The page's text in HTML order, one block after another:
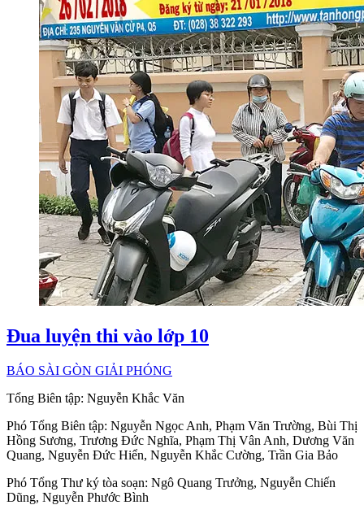
Đua luyện thi vào lớp 10
BÁO SÀI GÒN GIẢI PHÓNG
Tổng Biên tập: Nguyễn Khắc Văn
Phó Tổng Biên tập: Nguyễn Ngọc Anh, Phạm Văn Trường, Bùi Thị
Hồng Sương, Trương Đức Nghĩa, Phạm Thị Vân Anh, Dương Văn
Quang, Nguyễn Đức Hiển, Nguyễn Khắc Cường, Trần Gia Bảo
Phó Tổng Thư ký tòa soạn: Ngô Quang Trưởng, Nguyễn Chiến
Dũng, Nguyễn Phước Bình